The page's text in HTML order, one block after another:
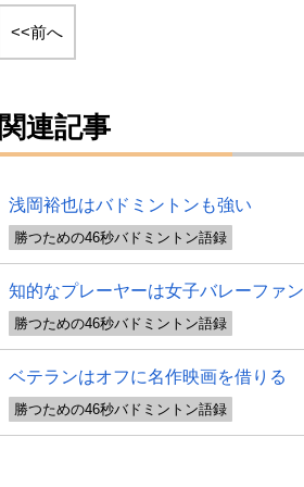
<<前へ
関連記事
浅岡裕也はバドミントンも強い
勝つための46秒バドミントン語録
知的なプレーヤーは女子バレーファン
勝つための46秒バドミントン語録
ベテランはオフに名作映画を借りる
勝つための46秒バドミントン語録